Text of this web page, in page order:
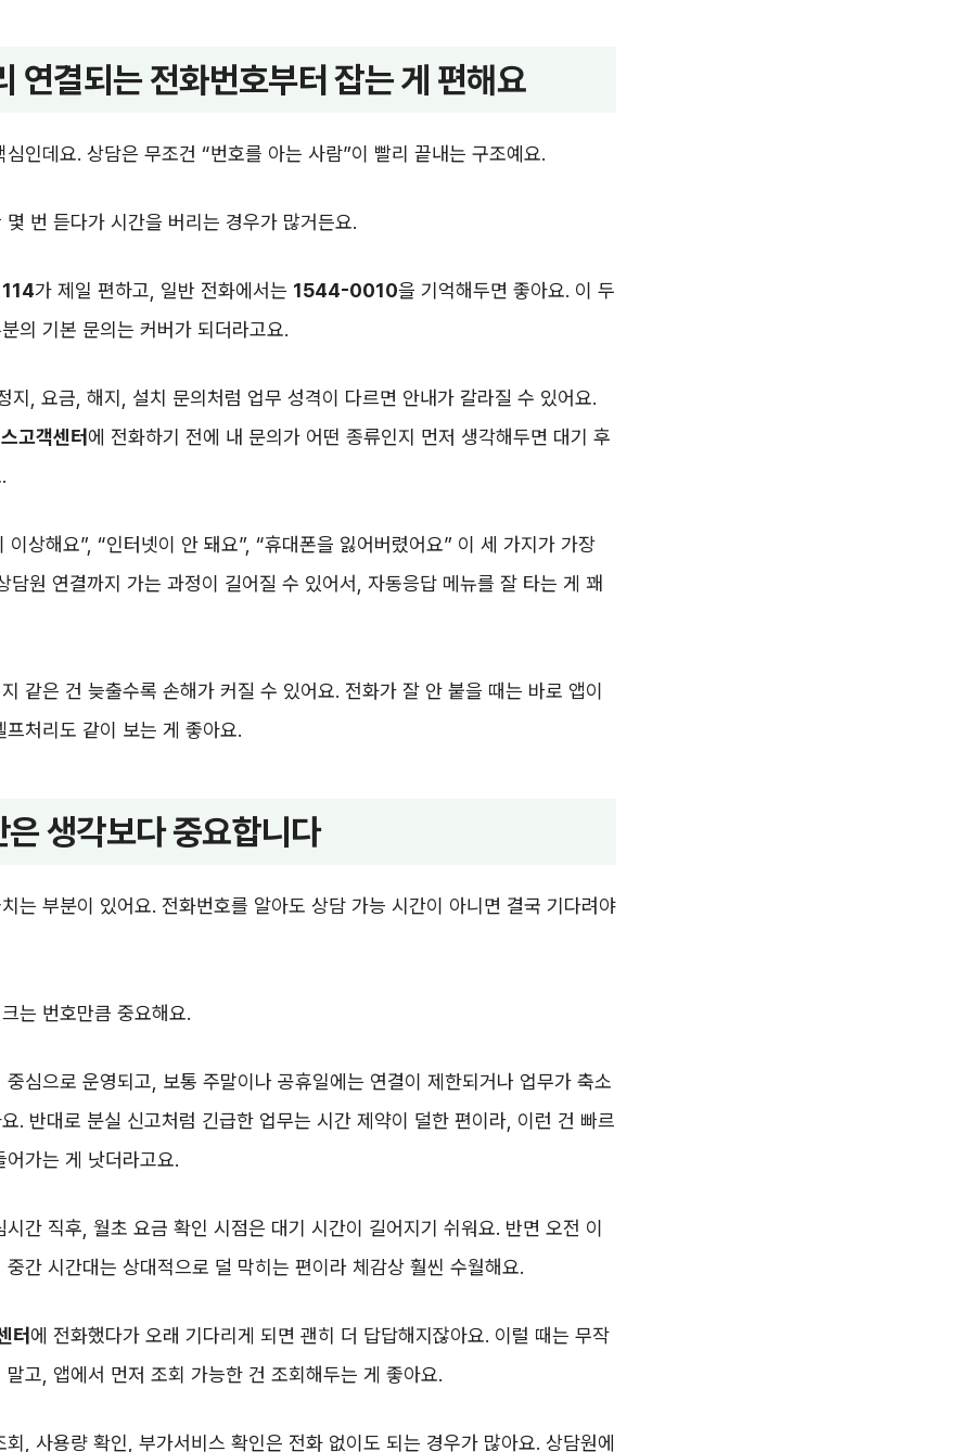
연결되는 전화번호부터 잡는 게 편해요
인데요. 상담은 무조건 “번호를 아는 사람”이 빨리 끝내는 구조예요.
번 듣다가 시간을 버리는 경우가 많거든요.
114가 제일 편하고, 일반 전화에서는 1544-0010을 기억해두면 좋아요. 이 두
의 기본 문의는 커버가 되더라고요.
지, 요금, 해지, 설치 문의처럼 업무 성격이 다르면 안내가 갈라질 수 있어요.
고객센터 에 전화하기 전에 내 문의가 어떤 종류인지 먼저 생각해두면 대기 후
이상해요”, “인터넷이 안 돼요”, “휴대폰을 잃어버렸어요” 이 세 가지가 가장
담원 연결까지 가는 과정이 길어질 수 있어서, 자동응답 메뉴를 잘 타는 게 꽤
같은 건 늦출수록 손해가 커질 수 있어요. 전화가 잘 안 붙을 때는 바로 앱이
처리도 같이 보는 게 좋아요.
생각보다 중요합니다
는 부분이 있어요. 전화번호를 알아도 상담 가능 시간이 아니면 결국 기다려야
는 번호만큼 중요해요.
중심으로 운영되고, 보통 주말이나 공휴일에는 연결이 제한되거나 업무가 축소
. 반대로 분실 신고처럼 긴급한 업무는 시간 제약이 덜한 편이라, 이런 건 빠르
가는 게 낫더라고요.
간 직후, 월초 요금 확인 시점은 대기 시간이 길어지기 쉬워요. 반면 오전 이
간 시간대는 상대적으로 덜 막히는 편이라 체감상 훨씬 수월해요.
터 에 전화했다가 오래 기다리게 되면 괜히 더 답답해지잖아요. 이럴 때는 무작
말고, 앱에서 먼저 조회 가능한 건 조회해두는 게 좋아요.
, 사용량 확인, 부가서비스 확인은 전화 없이도 되는 경우가 많아요. 상담원에